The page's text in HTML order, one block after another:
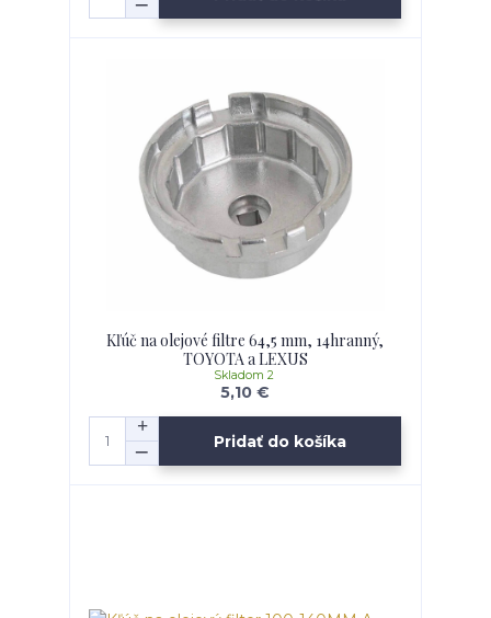
Kľúč na olejové filtre 64,5 mm, 14hranný,
TOYOTA a LEXUS
5,10 €
Skladom 2
Pridať do košíka